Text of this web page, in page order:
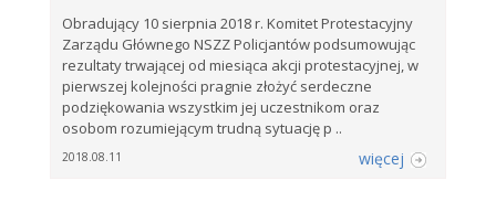
Obradujący 10 sierpnia 2018 r. Komitet Protestacyjny
Zarządu Głównego NSZZ Policjantów podsumowując
rezultaty trwającej od miesiąca akcji protestacyjnej, w
pierwszej kolejności pragnie złożyć serdeczne
podziękowania wszystkim jej uczestnikom oraz
osobom rozumiejącym trudną sytuację p ..
2018.08.11 więcej